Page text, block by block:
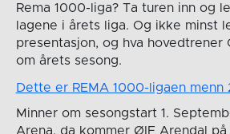
Rema 1000-liga? Ta turen inn og
lagene i årets liga. Og ikke minst
presentasjon, og hva hovedtrener
om årets sesong.
Dette er REMA 1000-ligaen menn
Minner om sesongstart 1.
Arena, da kommer ØIF Arendal